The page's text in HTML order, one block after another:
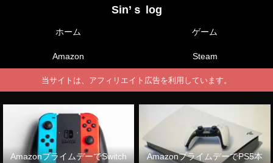
Sin’ｓ log
ホーム ゲーム
Amazon Steam
当サイトは、アフィリエイト広告を利用しています。
AmazonプライムデーでSwitch
AmazonプライムデーでPS5本